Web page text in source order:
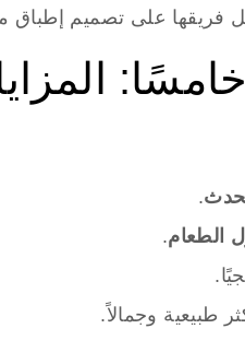
خامسًا:
.
الطعام.
طبيعية وجمالاً.